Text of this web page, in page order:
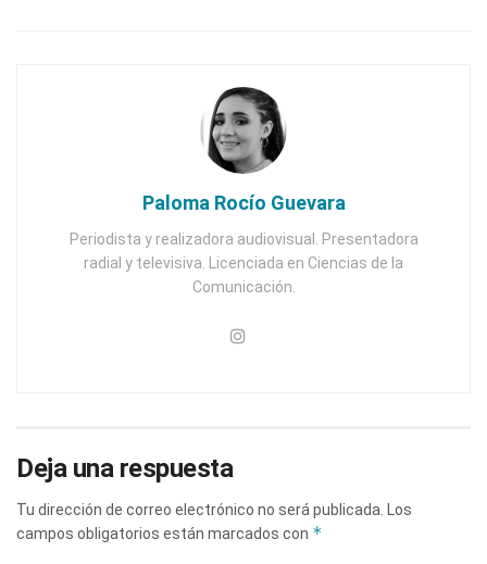
Paloma Rocío Guevara
Periodista y realizadora audiovisual. Presentadora
radial y televisiva. Licenciada en Ciencias de la
Comunicación.
Deja una respuesta
Tu dirección de correo electrónico no será publicada.
Los
campos obligatorios están marcados con *